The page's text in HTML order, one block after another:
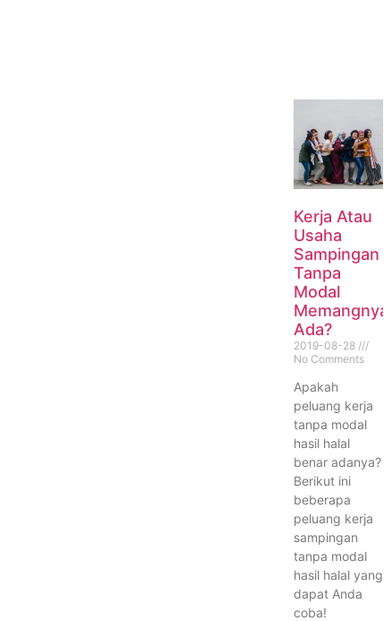
Kerja Atau
Usaha
Sampingan
Tanpa
Modal
Memangnya
Ada?
2019-08-28
No Comments
Apakah
peluang kerja
tanpa modal
hasil halal
benar adanya?
Berikut ini
beberapa
peluang kerja
sampingan
tanpa modal
hasil halal yang
dapat Anda
coba!